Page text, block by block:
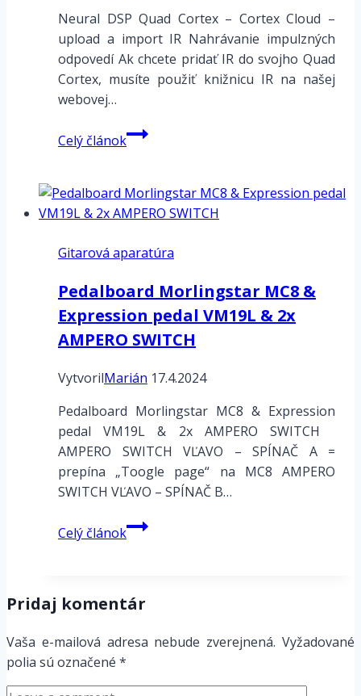
Neural DSP Quad Cortex – Cortex Cloud –
upload a import IR Nahrávanie impulzných
odpovedí Ak chcete pridať IR do svojho Quad
Cortex, musíte použiť knižnicu IR na našej
webovej…
Celý článokNeural
DSP
Cortex
–
Cloud
upload
a
import
IR
Gitarová aparatúra
Pedalboard Morlingstar MC8 &
Expression pedal VM19L & 2x
AMPERO SWITCH
VytvorilMarián 17.4.2024
Pedalboard Morlingstar MC8 & Expression
pedal VM19L & 2x AMPERO SWITCH
AMPERO SWITCH VĽAVO – SPÍNAČ A =
prepína „Toogle page“ na MC8 AMPERO
SWITCH VĽAVO – SPÍNAČ B…
Celý článokPedalboard
Morlingstar
Expression
VM19L
2x
Pridaj komentár
Vaša e-mailová adresa nebude zverejnená. Vyžadované
polia sú označené *